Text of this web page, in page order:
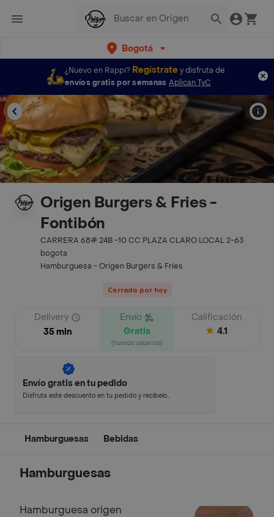
Bogotá
¿Nuevo en Rappi? Regístratey disfruta de
envíos gratis por semanas Aplican TyC
Origen Burgers & Fries -
Fontibón
CARRERA 68# 24B -10 CC PLAZA CLARO LOCAL 2-63
bogota
Hamburguesa - Origen Burgers & Fries
Cerrado por hoy
Delivery
35 min
Envío
Gratis
(nuevos usuarios)
Calificación
4.1
Envío gratis en tu pedido
Disfruta este descuento en tu pedido y recíbelo
Hamburguesas Bebidas
Hamburguesas
Hamburguesa origen